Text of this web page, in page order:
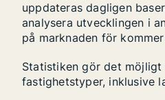
uppdateras dagligen
analysera utvecklingen i
på marknaden för
Statistiken gör det
fastighetstyper, inklusive